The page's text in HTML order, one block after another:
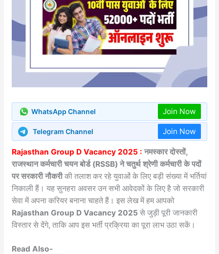
WhatsApp Channel Join Now
Telegram Channel Join Now
Rajasthan Group D Vacancy 2025 : नमस्कार दोस्तों,
राजस्थान कर्मचारी चयन बोर्ड (RSSB) ने चतुर्थ श्रेणी कर्मचारी के पदों
पर सरकारी नौकरीकी तलाश कर रहे युवाओं के लिए बड़ी संख्या में भर्तियां
निकाली हैं। यह सुनहरा अवसर उन सभी आवेदकों के लिए है जो सरकारी
सेवा में अपना करियर बनाना चाहते हैं। इस लेख में हम आपको
Rajasthan Group D Vacancy 2025 से जुड़ी पूरी जानकारी
विस्तार से देंगे, ताकि आप इस भर्ती प्रक्रिया का पूरा लाभ उठा सकें।
Read Also-